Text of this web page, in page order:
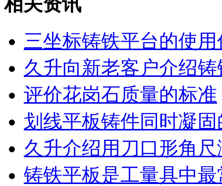
三坐标铸铁平台的使
久升向新老客户介绍
评价花岗石质量的标准
划线平板铸件同时凝
久升介绍用刀口形角
铸铁平板是工量具中